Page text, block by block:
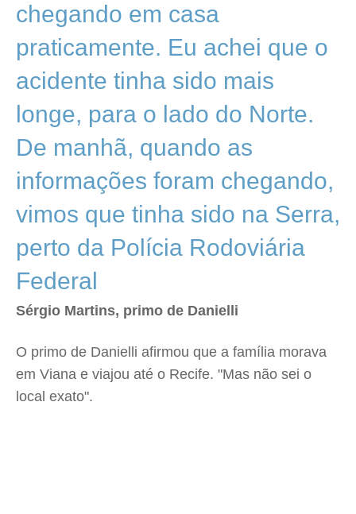
chegando em casa
praticamente. Eu achei que o
acidente tinha sido mais
longe, para o lado do Norte.
De manhã, quando as
informações foram chegando,
vimos que tinha sido na Serra,
perto da Polícia Rodoviária
Federal
Sérgio Martins, primo de Danielli
O primo de Danielli afirmou que a família morava
em Viana e viajou até o Recife. "Mas não sei o
local exato".